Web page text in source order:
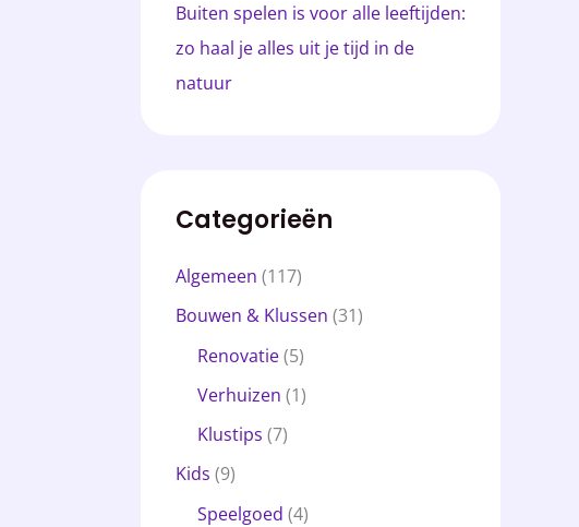
Buiten spelen is voor alle leeftijden:
zo haal je alles uit je tijd in de
natuur
Categorieën
Algemeen (117)
Bouwen & Klussen (31)
Renovatie(5)
Verhuizen (1)
Klustips (7)
Kids (9)
Speelgoed (4)